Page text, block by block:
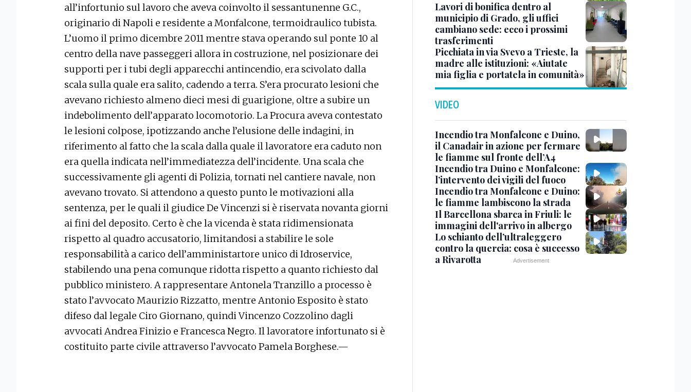
all’infortunio sul lavoro che aveva coinvolto il sessantunenne G.C.,
originario di Napoli e residente a Monfalcone, termoidraulico tubista.
L’uomo il primo dicembre 2011 mentre stava operando sul ponte 10 al
centro della nave passeggeri allora in costruzione, nel posizionare dei
supporti per i tubi degli apparecchi antincendio, era scivolato dalla
scala sulla quale era salito, cadendo a terra. S’era procurato lesioni che
avevano richiesto almeno dieci mesi di guarigione, oltre a subire un
indebolimento dell’apparato locomotorio. La Procura aveva contestato
le lesioni colpose, ipotizzando anche l’elusione delle indagini, in
riferimento al fatto che la scala dalla quale il lavoratore era caduto non
era quella indicata nell’immediatezza dell’incidente. Una scala che
successivamente gli agenti di Polizia, tornati nel cantiere navale, non
avevano trovato. Si attendono a questo punto le motivazioni alla
sentenza, per le quali il giudice De Vincenzi si è riservata novanta giorni
ai fini del deposito. Certo è che la vicenda è stata ridimensionata
rispetto al quadro accusatorio, limitandosi a stabilire le sole
responsabilità a carico dell’amministartore unico di Idroservice,
stabilendo una pena comunque ridotta rispetto a quanto richiesto dal
pubblico ministero. A rappresentare Antonela Tranzillo a processo è
stato l’avvocato Maurizio Rizzatto, mentre Antonio Esposito è stato
difeso dal legale Ciro Giornano, quindi Vincenzo Cozzolino dagli
avvocati Andrea Finizio e Francesca Negro. Il lavoratore infortunato si è
costituito parte civile attraverso l’avvocato Pamela Borghese.—
Lavori di bonifica dentro al
municipio di Grado, gli uffici
cambiano sede: ecco i prossimi
trasferimenti
Picchiata in via Svevo a Trieste, la
madre alle istituzioni: «Aiutate
mia figlia e portatela in comunità»
VIDEO
Incendio tra Monfalcone e Duino,
il Canadair in azione per fermare
le fiamme sul fronte dell’A4
Incendio tra Duino e Monfalcone:
l’intervento dei vigili del fuoco
Incendio tra Monfalcone e Duino:
le fiamme lambiscono la strada
Il Barcellona sbarca in Friuli: le
immagini dell'arrivo in albergo
Lo schianto dell’ultraleggero
contro la quercia: cosa è successo
a Rivarotta